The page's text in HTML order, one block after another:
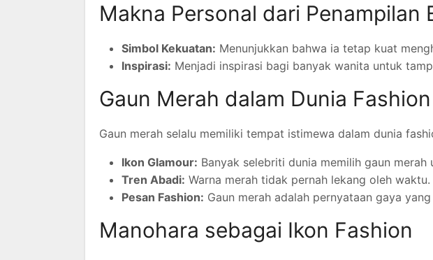
Makna Personal dari Penampilan
Simbol Kekuatan: Menunjukkan bahwa ia tetap kuat
Inspirasi: Menjadi inspirasi bagi banyak wanita untuk
Gaun Merah dalam Dunia Fashion
Gaun merah selalu memiliki tempat istimewa dalam dunia
Ikon Glamour: Banyak selebriti dunia memilih gaun merah
Tren Abadi: Warna merah tidak pernah lekang oleh waktu.
Pesan Fashion: Gaun merah adalah pernyataan gaya
Manohara sebagai Ikon Fashion